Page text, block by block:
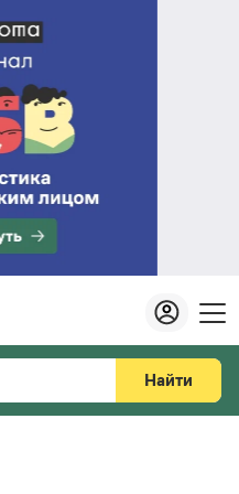
Найти